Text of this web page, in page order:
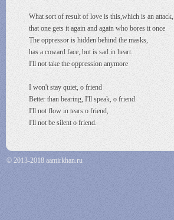
What sort of result of love is this,which is an attack,
that one gets it again and again who bores it once
The oppressor is hidden behind the masks,
has a coward face, but is sad in heart.
I'll not take the oppression anymore
I won't stay quiet, o friend
Better than bearing, I'll speak, o friend.
I'll not flow in tears o friend,
I'll not be silent o friend.
© 2013-2018 aamirkhan.ru